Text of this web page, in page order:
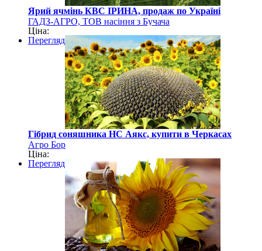
Ярий ячмінь КВС ІРИНА, продаж по Україні
ГАДЗ-АГРО, ТОВ насіння з Бучача
Ціна:
Перегляд
Гібрид соняшника НС Аякс, купити в Черкасах
Агро Бор
Ціна:
Перегляд